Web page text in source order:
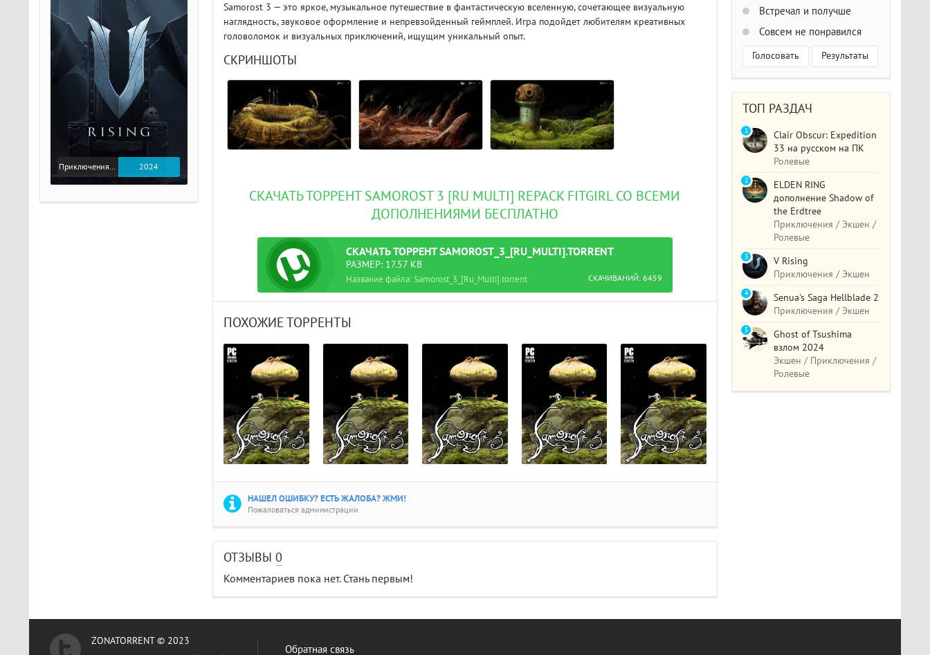
Samorost 3 — это яркое, музыкальное путешествие в фантастическую вселенную, сочетающее визуальную
наглядность, звуковое оформление и непревзойденный геймплей. Игра подойдет любителям креативных
головоломок и визуальных приключений, ищущим уникальный опыт.
СКРИНШОТЫ
СКАЧАТЬ ТОРРЕНТ SAMOROST 3 [RU MULTI] REPACK FITGIRL СО ВСЕМИ
ДОПОЛНЕНИЯМИ БЕСПЛАТНО
СКАЧАТЬТОРРЕНТSAMOROST_3_[RU_MULTI].TORRENT
РАЗМЕР: 17.57 KB
СКАЧИВАНИЙ: 6459
Название файла: Samorost_3_[Ru_Multi].torrent
ПОХОЖИЕ ТОРРЕНТЫ
НАШЕЛ ОШИБКУ? ЕСТЬ ЖАЛОБА? ЖМИ!
Пожаловаться администрации
ОТЗЫВЫ 0
Комментариев пока нет. Стань первым!
Приключения / Экшен 2024
Встречал и получше
Совсем не понравился
Голосовать Результаты
ТОП РАЗДАЧ
Clair Obscur: Expedition
33 на русском на ПК
Ролевые
1
ELDEN RING
дополнение Shadow of
the Erdtree
Приключения / Экшен /
Ролевые
2
V Rising
Приключения / Экшен
3
Senua's Saga Hellblade 2
Приключения / Экшен
4
Ghost of Tsushima
взлом 2024
Экшен / Приключения /
Ролевые
5
ZONATORRENT © 2023
Обратная связь